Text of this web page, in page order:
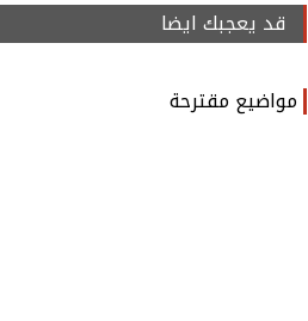
قد يعجبك ايضا
مواضيع مقترحة